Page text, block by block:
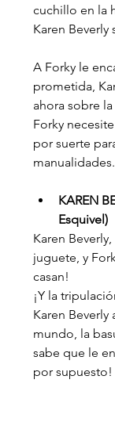
cuchillo en la
Karen Beverly
A Forky le
prometida,
ahora sobre
Forky
por suerte
manualidades.
KAREN
Esquivel)
Karen
juguete, y
casan!
¡Y la
Karen
mundo, la
sabe que le
por supuesto!